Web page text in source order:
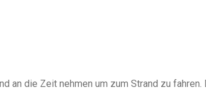
an die Zeit nehmen um zum Strand zu